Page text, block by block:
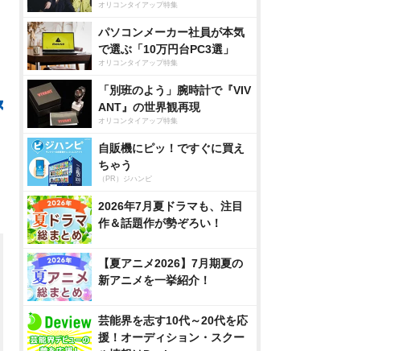
オリコンタイアップ特集
パソコンメーカー社員が本気
で選ぶ「10万円台PC3選」
オリコンタイアップ特集
「別班のよう」腕時計で『VIV
ANT』の世界観再現
オリコンタイアップ特集
自販機にピッ！ですぐに買え
ちゃう
（PR）ジハンピ
2026年7月夏ドラマも、注目
作＆話題作が勢ぞろい！
【夏アニメ2026】7月期夏の
新アニメを一挙紹介！
芸能界を志す10代～20代を応
援！オーディション・スクー